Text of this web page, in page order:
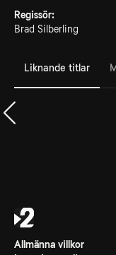
Regissör:
Brad Silberling
Liknande titlar
Allmänna villkor